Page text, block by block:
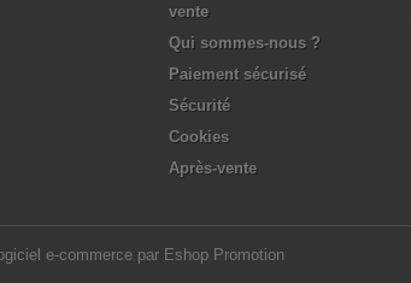
vente
Qui sommes-nous ?
Paiement sécurisé
Sécurité
Cookies
Après-vente
e-commerce par Eshop Promotion